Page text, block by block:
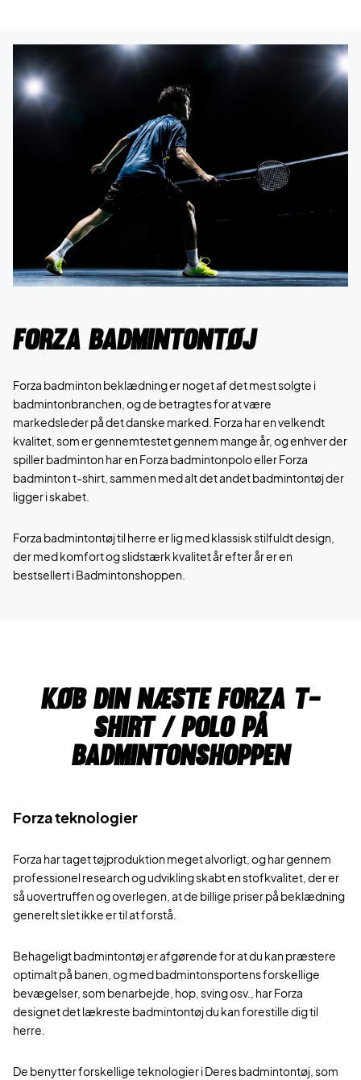
Forza badmintontøj
Forza badminton beklædning er noget af det mest solgte i
badmintonbranchen, og de betragtes for at være
markedsleder på det danske marked. Forza har en velkendt
kvalitet, som er gennemtestet gennem mange år, og enhver der
spiller badminton har en Forza badmintonpolo eller Forza
badminton t-shirt, sammen med alt det andet badmintontøj der
ligger i skabet.
Forza badmintontøj til herre er lig med klassisk stilfuldt design,
der med komfort og slidstærk kvalitet år efter år er en
bestsellert i Badmintonshoppen.
Køb din næste forza T-
shirt / polo på
badmintonshoppen
Forza teknologier
Forza har taget tøjproduktion meget alvorligt, og har gennem
professionel research og udvikling skabt en stofkvalitet, der er
så uovertruffen og overlegen, at de billige priser på beklædning
generelt slet ikke er til at forstå.
Behageligt badmintontøj er afgørende for at du kan præstere
optimalt på banen, og med badmintonsportens forskellige
bevægelser, som benarbejde, hop, sving osv., har Forza
designet det lækreste badmintontøj du kan forestille dig til
herre.
De benytter forskellige teknologier i Deres badmintontøj, som